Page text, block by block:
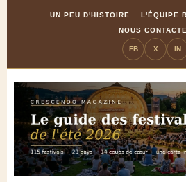
UN PEU D'HISTOIRE
L'ÉQUIPE
NOUS
FB X IN